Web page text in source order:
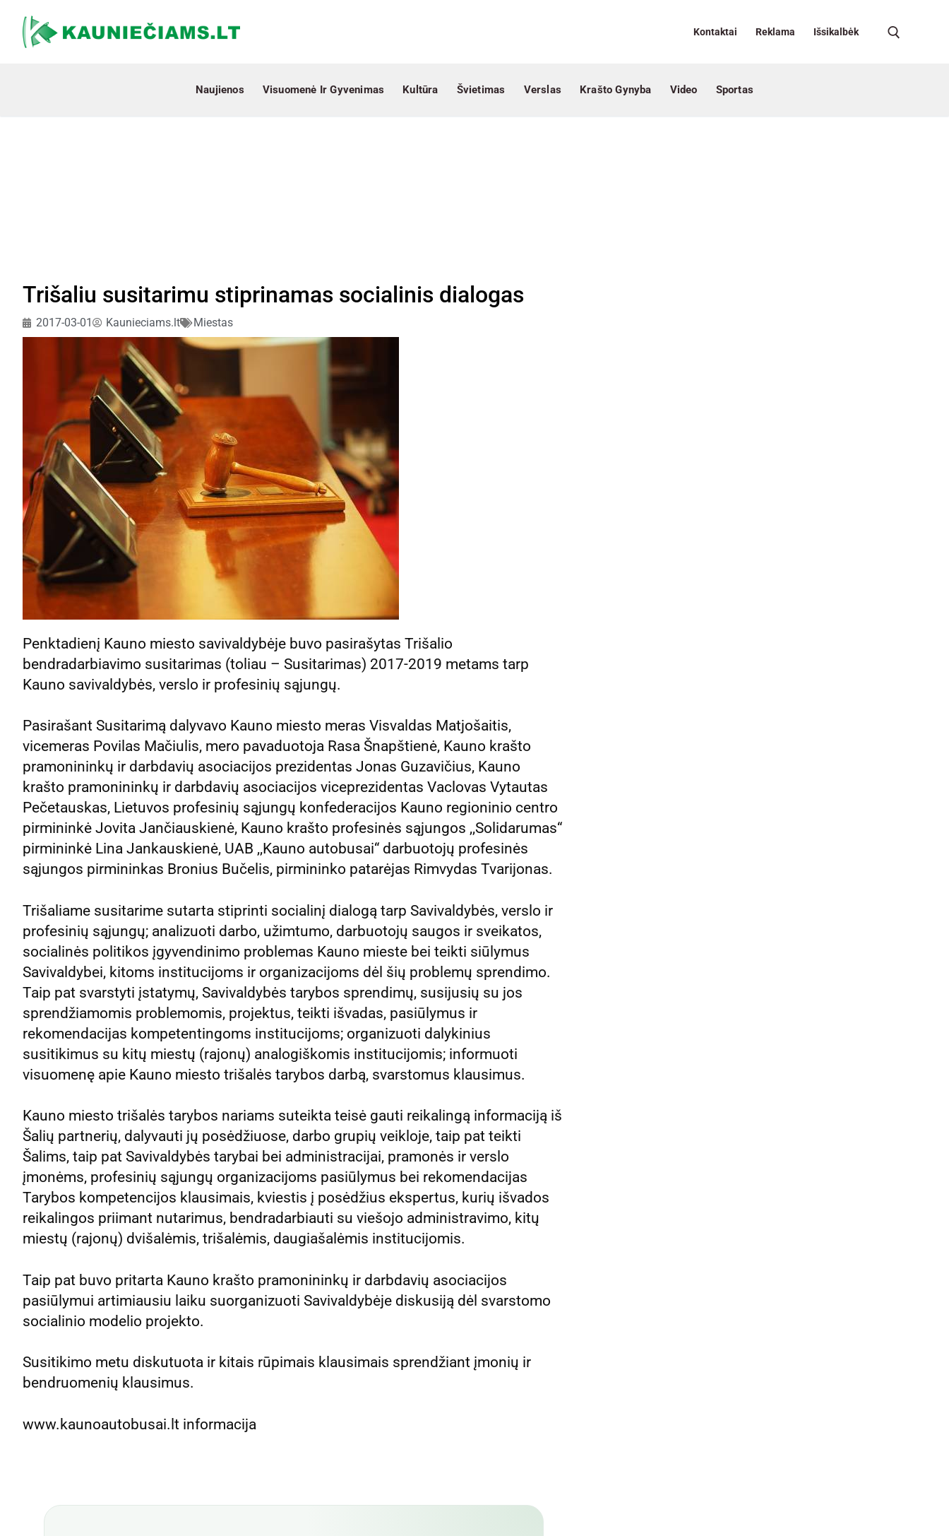
Kontaktai Reklama Išsikalbėk
Naujienos Visuomenė Ir Gyvenimas Kultūra Švietimas Verslas Krašto Gynyba Video Sportas
Trišaliu susitarimu stiprinamas socialinis dialogas
2017-03-01 Kaunieciams.lt Miestas
Penktadienį Kauno miesto savivaldybėje buvo pasirašytas Trišalio
bendradarbiavimo susitarimas (toliau – Susitarimas) 2017-2019 metams tarp
Kauno savivaldybės, verslo ir profesinių sąjungų.
Pasirašant Susitarimą dalyvavo Kauno miesto meras Visvaldas Matjošaitis,
vicemeras Povilas Mačiulis, mero pavaduotoja Rasa Šnapštienė, Kauno krašto
pramonininkų ir darbdavių asociacijos prezidentas Jonas Guzavičius, Kauno
krašto pramonininkų ir darbdavių asociacijos viceprezidentas Vaclovas Vytautas
Pečetauskas, Lietuvos profesinių sąjungų konfederacijos Kauno regioninio centro
pirmininkė Jovita Jančiauskienė, Kauno krašto profesinės sąjungos ,,Solidarumas“
pirmininkė Lina Jankauskienė, UAB ,,Kauno autobusai“ darbuotojų profesinės
sąjungos pirmininkas Bronius Bučelis, pirmininko patarėjas Rimvydas Tvarijonas.
Trišaliame susitarime sutarta stiprinti socialinį dialogą tarp Savivaldybės, verslo ir
profesinių sąjungų; analizuoti darbo, užimtumo, darbuotojų saugos ir sveikatos,
socialinės politikos įgyvendinimo problemas Kauno mieste bei teikti siūlymus
Savivaldybei, kitoms institucijoms ir organizacijoms dėl šių problemų sprendimo.
Taip pat svarstyti įstatymų, Savivaldybės tarybos sprendimų, susijusių su jos
sprendžiamomis problemomis, projektus, teikti išvadas, pasiūlymus ir
rekomendacijas kompetentingoms institucijoms; organizuoti dalykinius
susitikimus su kitų miestų (rajonų) analogiškomis institucijomis; informuoti
visuomenę apie Kauno miesto trišalės tarybos darbą, svarstomus klausimus.
Kauno miesto trišalės tarybos nariams suteikta teisė gauti reikalingą informaciją iš
Šalių partnerių, dalyvauti jų posėdžiuose, darbo grupių veikloje, taip pat teikti
Šalims, taip pat Savivaldybės tarybai bei administracijai, pramonės ir verslo
įmonėms, profesinių sąjungų organizacijoms pasiūlymus bei rekomendacijas
Tarybos kompetencijos klausimais, kviestis į posėdžius ekspertus, kurių išvados
reikalingos priimant nutarimus, bendradarbiauti su viešojo administravimo, kitų
miestų (rajonų) dvišalėmis, trišalėmis, daugiašalėmis institucijomis.
Taip pat buvo pritarta Kauno krašto pramonininkų ir darbdavių asociacijos
pasiūlymui artimiausiu laiku suorganizuoti Savivaldybėje diskusiją dėl svarstomo
socialinio modelio projekto.
Susitikimo metu diskutuota ir kitais rūpimais klausimais sprendžiant įmonių ir
bendruomenių klausimus.
www.kaunoautobusai.lt informacija